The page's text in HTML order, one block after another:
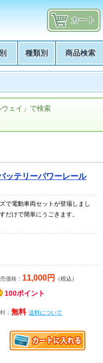
カート
種類別 商品検索
ェイ」で検索
ッテリーパワーレール
で電動車両セットが登場しまし
だけで簡単にうごきます。
価格： 11,000円 （税込）
100ポイント
：無料 送料について